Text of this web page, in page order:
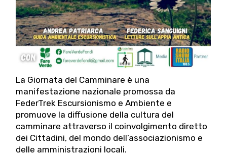
La Giornata del Camminare è una
manifestazione nazionale promossa da
FederTrek Escursionismo e Ambiente e
promuove la diffusione della cultura del
camminare attraverso il coinvolgimento diretto
dei Cittadini, del mondo dell’associazionismo e
delle amministrazioni locali.